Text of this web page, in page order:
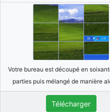
Votre bureau est découpé en
parties puis mélangé de manière
Télécharger